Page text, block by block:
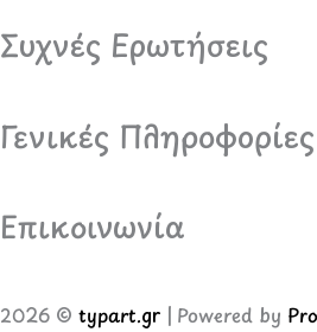
Συχνές Ερωτήσεις
Γενικές Πληροφορίες
Επικοινωνία
2026 © typart.gr | Powered by